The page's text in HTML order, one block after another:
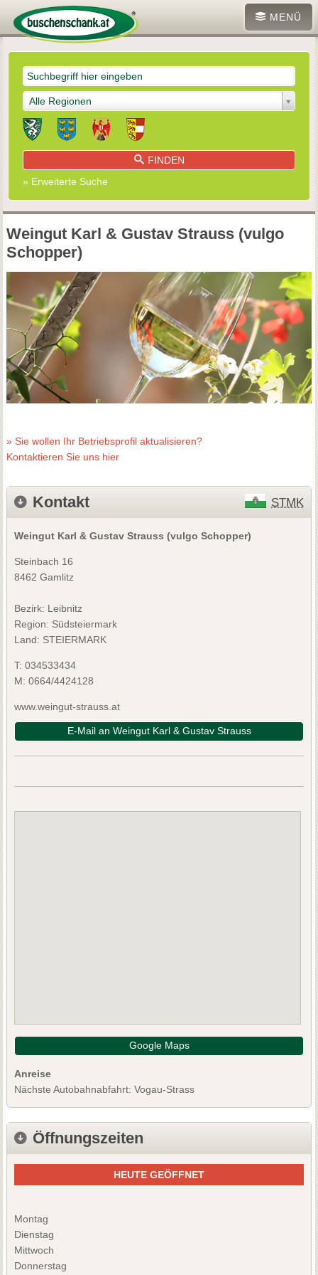
MENÜ
Alle Regionen
FINDEN
» Erweiterte Suche
Weingut Karl & Gustav Strauss (vulgo
Schopper)
» Sie wollen Ihr Betriebsprofil aktualisieren?
Kontaktieren Sie uns hier
Kontakt STMK
Weingut Karl & Gustav Strauss (vulgo Schopper)
Steinbach 16
8462 Gamlitz
Bezirk: Leibnitz
Region: Südsteiermark
Land: STEIERMARK
T: 034533434
M: 0664/4424128
www.weingut-strauss.at
E-Mail an Weingut Karl & Gustav Strauss
Google Maps
Anreise
Nächste Autobahnabfahrt: Vogau-Strass
Öffnungszeiten
HEUTE GEÖFFNET
Montag
Dienstag
Mittwoch
Donnerstag